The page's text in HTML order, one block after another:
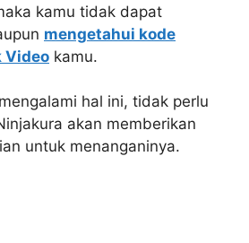
kamu tidak dapat
mengetahui kode
Video kamu.
hal ini, tidak perlu
akan memberikan
untuk menanganinya.